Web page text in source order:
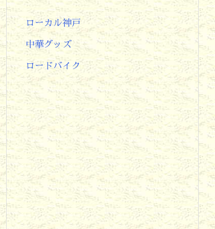
ローカル神戸
中華グッズ
ロードバイク